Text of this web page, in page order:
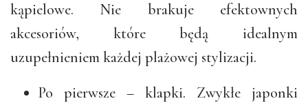
kąpielowe. Nie brakuje efektownych
akcesoriów, które będą idealnym
uzupełnieniem każdej plażowej stylizacji.
Po pierwsze – klapki. Zwykłe japonki